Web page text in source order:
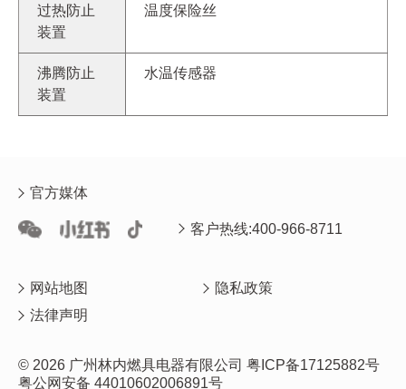
过热防止
装置
温度保险丝
沸腾防止
装置
水温传感器
官方媒体
客户热线:400-966-8711
网站地图
隐私政策
法律声明
© 2026 广州林内燃具电器有限公司 粤ICP备17125882号
粤公网安备 44010602006891号